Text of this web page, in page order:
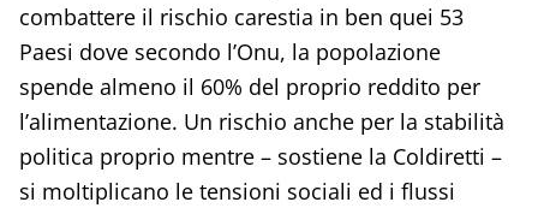
combattere il rischio carestia in ben quei 53
Paesi dove secondo l’Onu, la popolazione
spende almeno il 60% del proprio reddito per
l’alimentazione. Un rischio anche per la stabilità
politica proprio mentre – sostiene la Coldiretti –
si moltiplicano le tensioni sociali ed i flussi